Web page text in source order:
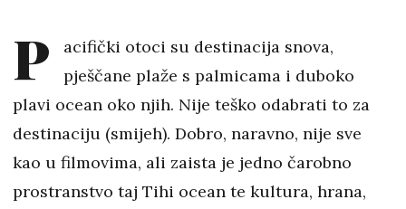
P
acifički otoci su destinacija snova,
pješčane plaže s palmicama i duboko
plavi ocean oko njih. Nije teško odabrati to za
destinaciju (smijeh). Dobro, naravno, nije sve
kao u filmovima, ali zaista je jedno čarobno
prostranstvo taj Tihi ocean te kultura, hrana,